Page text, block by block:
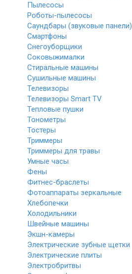
Пылесосы
Роботы-пылесосы
Саундбары (звуковые панели)
Смартфоны
Снегоуборщики
Соковыжималки
Стиральные машины
Сушильные машины
Телевизоры
Телевизоры Smart TV
Тепловые пушки
Тонометры
Тостеры
Триммеры
Триммеры для травы
Умные часы
Фены
Фитнес-браслеты
Фотоаппараты зеркальные
Хлебопечки
Холодильники
Швейные машины
Экшн-камеры
Электрические зубные щетки
Электрические плиты
Электробритвы